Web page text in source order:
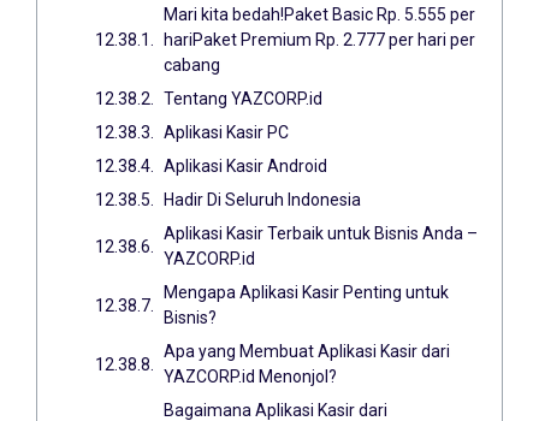
Mari kita bedah!Paket Basic Rp. 5.555 per
hariPaket Premium Rp. 2.777 per hari per
cabang
Tentang YAZCORP.id
Aplikasi Kasir PC
Aplikasi Kasir Android
Hadir Di Seluruh Indonesia
Aplikasi Kasir Terbaik untuk Bisnis Anda –
YAZCORP.id
Mengapa Aplikasi Kasir Penting untuk
Bisnis?
Apa yang Membuat Aplikasi Kasir dari
YAZCORP.id Menonjol?
Bagaimana Aplikasi Kasir dari